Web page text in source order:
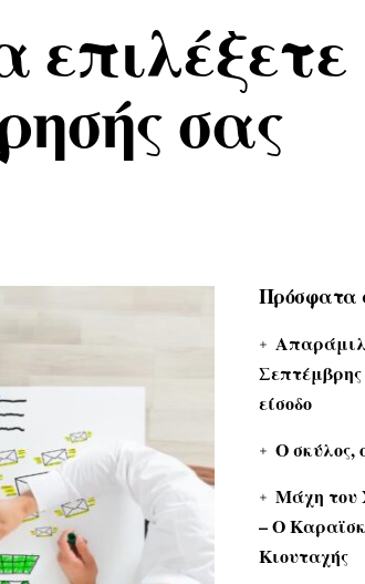
σας
Πρόσφατα
είσοδο
Ο σκύλος,
Μάχη του
– Ο
Κιουταχής